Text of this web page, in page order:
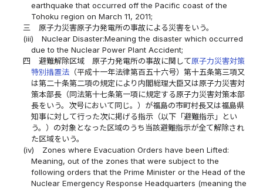
earthquake that occurred off the Pacific coast of the
Tohoku region on March 11, 2011;
三
原子力災害原子力発電所の事故による災害をいう。
(iii)
Nuclear Disaster:Meaning the disaster which occurred
due to the Nuclear Power Plant Accident;
四
避難解除区域 原子力発電所の事故に関して原子力災害対策
特別措置法（平成十一年法律第百五十六号）第十五条第三項又
は第二十条第二項の規定により内閣総理大臣又は原子力災害対
策本部長（同法第十七条第一項に規定する原子力災害対策本部
長をいう。次号において同じ。）が福島の市町村長又は福島県
知事に対して行った次に掲げる指示（以下「避難指示」とい
う。）の対象となった区域のうち当該避難指示が全て解除され
た区域をいう。
(iv)
Zones where Evacuation Orders have been Lifted:
Meaning, out of the zones that were subject to the
following orders that the Prime Minister or the Head of the
Nuclear Emergency Response Headquarters (meaning the